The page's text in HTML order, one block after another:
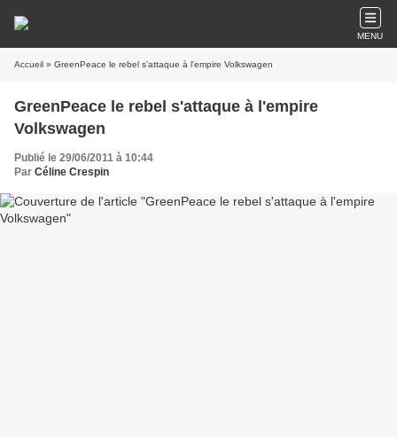
MENU
Accueil » GreenPeace le rebel s'attaque à l'empire Volkswagen
GreenPeace le rebel s'attaque à l'empire
Volkswagen
Publié le 29/06/2011 à 10:44
Par Céline Crespin